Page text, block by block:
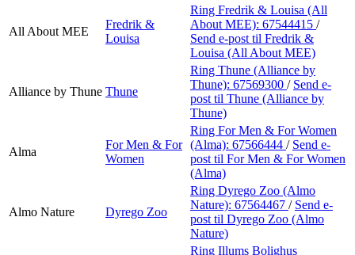
All About MEE
Fredrik &
Louisa
Ring Fredrik & Louisa (All
About MEE): 67544415 /
Send e-post til Fredrik &
Louisa (All About MEE)
Alliance by Thune Thune
Ring Thune (Alliance by
Thune): 67569300 / Send e-
post til Thune (Alliance by
Thune)
Alma
For Men & For
Women
Ring For Men & For Women
(Alma): 67566444 / Send e-
post til For Men & For Women
(Alma)
Almo Nature Dyrego Zoo
Ring Dyrego Zoo (Almo
Nature): 67564467 / Send e-
post til Dyrego Zoo (Almo
Nature)
Ring Illums Bolighus